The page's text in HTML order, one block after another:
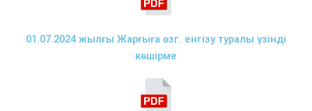
01.07.2024 жылғы Жарғыға өзг. енгізу туралы үзінді
көшірме